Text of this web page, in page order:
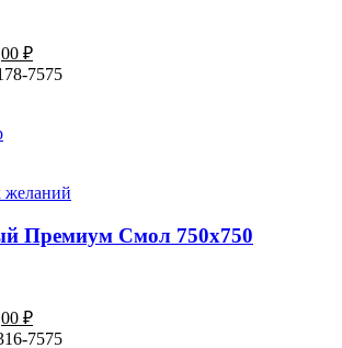
₽Текущая
цена:
7575
желаний
Премиум Смол 750х750
₽Текущая
цена:
7575